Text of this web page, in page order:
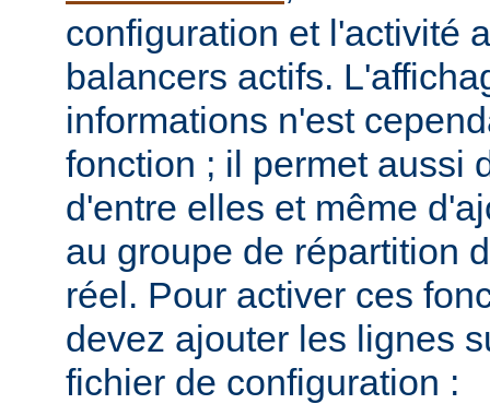
configuration et l'activité
balancers actifs.
informations n'est
fonction ; il permet aussi
d'entre elles et même
au groupe de répartition
réel. Pour activer ces
devez ajouter les lignes
fichier de configuration :